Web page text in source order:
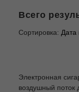
Всего
Сортировка: Дата
Электронная
воздушный поток